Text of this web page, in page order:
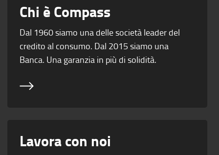
Chi è Compass
Dal 1960 siamo una delle società leader del
credito al consumo. Dal 2015 siamo una
Banca. Una garanzia in più di solidità.
Lavora con noi